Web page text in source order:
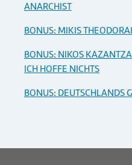
ANARCHIST
BONUS: MIKIS
BONUS: NIKOS
ICH HOFFE NICHTS
BONUS: DEUTSCHLANDS